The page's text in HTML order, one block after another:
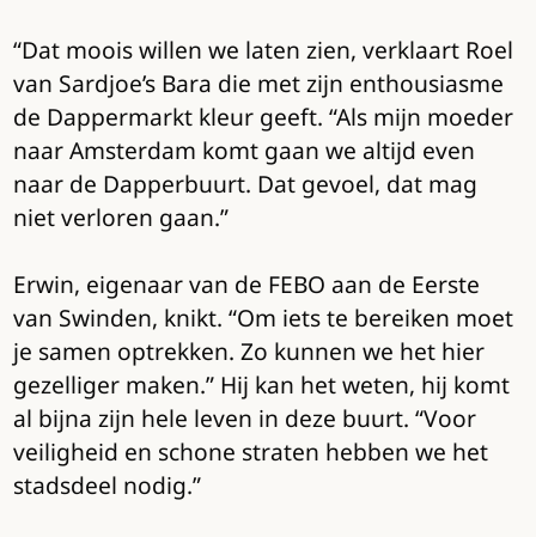
“Dat moois willen we laten zien, verklaart Roel
van Sardjoe’s Bara die met zijn enthousiasme
de Dappermarkt kleur geeft. “Als mijn moeder
naar Amsterdam komt gaan we altijd even
naar de Dapperbuurt. Dat gevoel, dat mag
niet verloren gaan.”
Erwin, eigenaar van de FEBO aan de Eerste
van Swinden, knikt. “Om iets te bereiken moet
je samen optrekken. Zo kunnen we het hier
gezelliger maken.” Hij kan het weten, hij komt
al bijna zijn hele leven in deze buurt. “Voor
veiligheid en schone straten hebben we het
stadsdeel nodig.”